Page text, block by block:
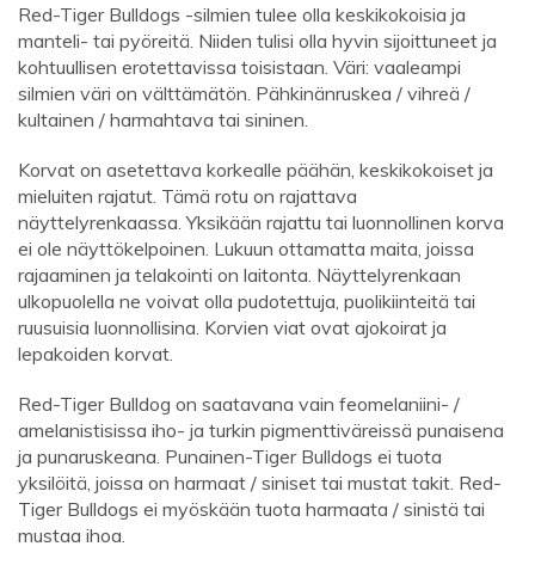
Red-Tiger Bulldogs -silmien tulee olla keskikokoisia ja
manteli- tai pyöreitä. Niiden tulisi olla hyvin sijoittuneet ja
kohtuullisen erotettavissa toisistaan. Väri: vaaleampi
silmien väri on välttämätön. Pähkinänruskea / vihreä /
kultainen / harmahtava tai sininen.
Korvat on asetettava korkealle päähän, keskikokoiset ja
mieluiten rajatut. Tämä rotu on rajattava
näyttelyrenkaassa. Yksikään rajattu tai luonnollinen korva
ei ole näyttökelpoinen. Lukuun ottamatta maita, joissa
rajaaminen ja telakointi on laitonta. Näyttelyrenkaan
ulkopuolella ne voivat olla pudotettuja, puolikiinteitä tai
ruusuisia luonnollisina. Korvien viat ovat ajokoirat ja
lepakoiden korvat.
Red-Tiger Bulldog on saatavana vain feomelaniini- /
amelanistisissa iho- ja turkin pigmenttiväreissä punaisena
ja punaruskeana. Punainen-Tiger Bulldogs ei tuota
yksilöitä, joissa on harmaat / siniset tai mustat takit. Red-
Tiger Bulldogs ei myöskään tuota harmaata / sinistä tai
mustaa ihoa.